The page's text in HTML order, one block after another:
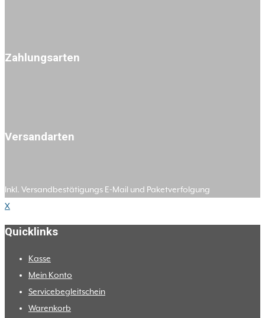
Zahlungsarten
Versandarten
Inkl. Versandbestätigungs E-Mail und Paketverfolgung
X
Quicklinks
Kasse
Mein Konto
Servicebegleitschein
Warenkorb